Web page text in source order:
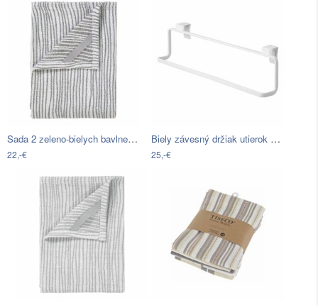
Sada 2 zeleno-bielych bavlnených…
22,-€
Biely závesný držiak utierok Yamazaki…
25,-€